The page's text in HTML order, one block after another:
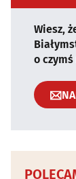
Wiesz,
o